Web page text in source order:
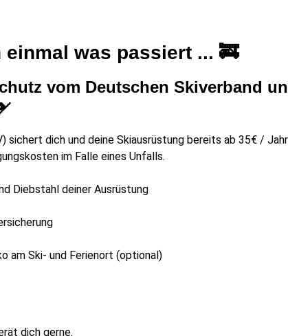
was passiert ... 🚒
vom Deutschen Skiverband
sichert dich und deine Skiausrüstung bereits ab 35€ /
im Falle eines Unfalls.
Diebstahl deiner Ausrüstung
am Ski- und Ferienort (optional)
dich gerne.